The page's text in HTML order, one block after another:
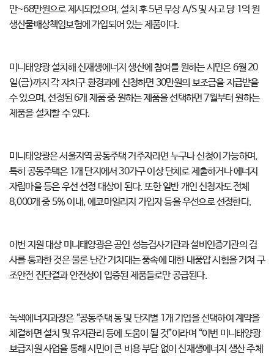
만~68만원으로 제시되었으며, 설치 후 5년 무상 A/S 및 사고 당 1억 원
생산물배상책임보험에 가입되어 있는 제품이다.
미니태양광 설치해 신재생에너지 생산에 참여를 원하는 시민은 6월 20
일(금)까지 각 자치구 환경과에 신청하면 30만원의 보조금을 지급받을
수 있으며, 선정된 6개 제품 중 원하는 제품을 선택하면 7월부터 원하는
제품을 설치할 수 있다.
미니태양광은 서울지역 공동주택 거주자라면 누구나 신청이 가능하며,
특히 공동주택은 1개 단지에서 30가구 이상 단체로 제출하거나 에너지
자립마을 등은 우선 선정 대상이 된다. 또한 일반 개인 신청자도 전체
8,000개 중 5% 이내, 에코마일리지 가입자 등을 우선으로 선정한다.
이번 지원 대상 미니태양광은 공인 성능검사기관과 설비인증기관의 검
사를 통과한 것은 물론 난간 거치대는 풍속에 대한 내풍압 시험을 거쳐 구
조안전 진단결과 안전성이 입증된 제품들로만 공급된다.
녹색에너지과장은 “공동주택 동 및 단지별 1개 기업을 선택하여 계약을
체결하면 설치 및 유지관리 등에 도움이 될 것”이라며 “이번 미니태양광
보급지원 사업을 통해 시민이 큰 비용 부담 없이 신재생에너지 생산 주체